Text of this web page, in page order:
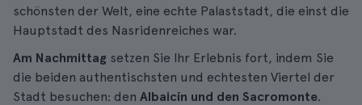
schönsten der Welt, eine echte Palaststadt, die einst die
Hauptstadt des Nasridenreiches war.
Am Nachmittag setzen Sie Ihr Erlebnis fort, indem Sie
die beiden authentischsten und echtesten Viertel der
Stadt besuchen: den Albaicín und den Sacromonte.